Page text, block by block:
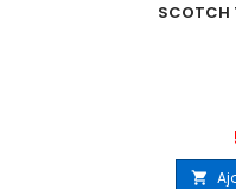
SCOTCH
